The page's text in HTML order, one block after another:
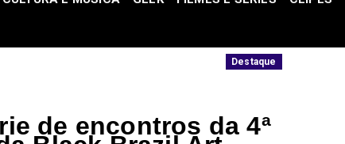
Vinho STF autoriza buscas em
de encontros da 4ª